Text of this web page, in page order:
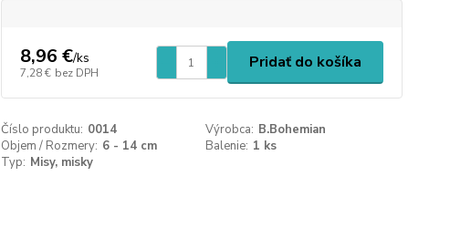
8,96 €/ks
7,28 € bez DPH
Pridať do košíka
Číslo produktu: 0014 Výrobca: B.Bohemian
Objem / Rozmery: 6 - 14 cm Balenie: 1 ks
Typ: Misy, misky